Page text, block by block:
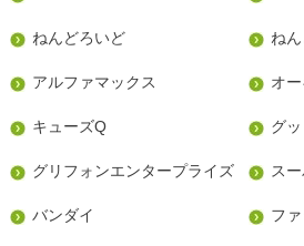
ねんどろいど ね
アルファマックス オ
キューズQ グ
グリフォンエンタープライズ ス
バンダイ フ